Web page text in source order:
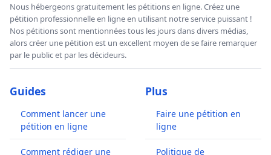
Nous hébergeons gratuitement les pétitions en ligne. Créez une
pétition professionnelle en ligne en utilisant notre service puissant !
Nos pétitions sont mentionnées tous les jours dans divers médias,
alors créer une pétition est un excellent moyen de se faire remarquer
par le public et par les décideurs.
Guides
Comment lancer une
pétition en ligne
Comment rédiger une
Plus
Faire une pétition en
ligne
Politique de